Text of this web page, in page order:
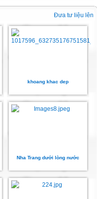
Đưa tư liệu lên
khoang khac dep
Nha Trang dưới lòng nước